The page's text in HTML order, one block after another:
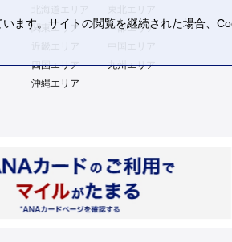
関東エリア
中部エリア
四国エリア
九州エリア
沖縄エリア
ます。サイトの閲覧を継続された場合、